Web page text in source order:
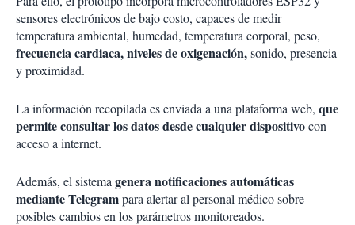
sensores electrónicos de bajo costo, capaces de medir
temperatura ambiental, humedad, temperatura corporal, peso,
frecuencia cardiaca, niveles de oxigenación,sonido, presencia
y proximidad.
La información recopilada es enviada a una plataforma web, que
permite consultar los datos desde cualquier dispositivocon
acceso a internet.
Además, el sistemagenera notificaciones automáticas
mediante Telegrampara alertar al personal médico sobre
posibles cambios en los parámetros monitoreados.